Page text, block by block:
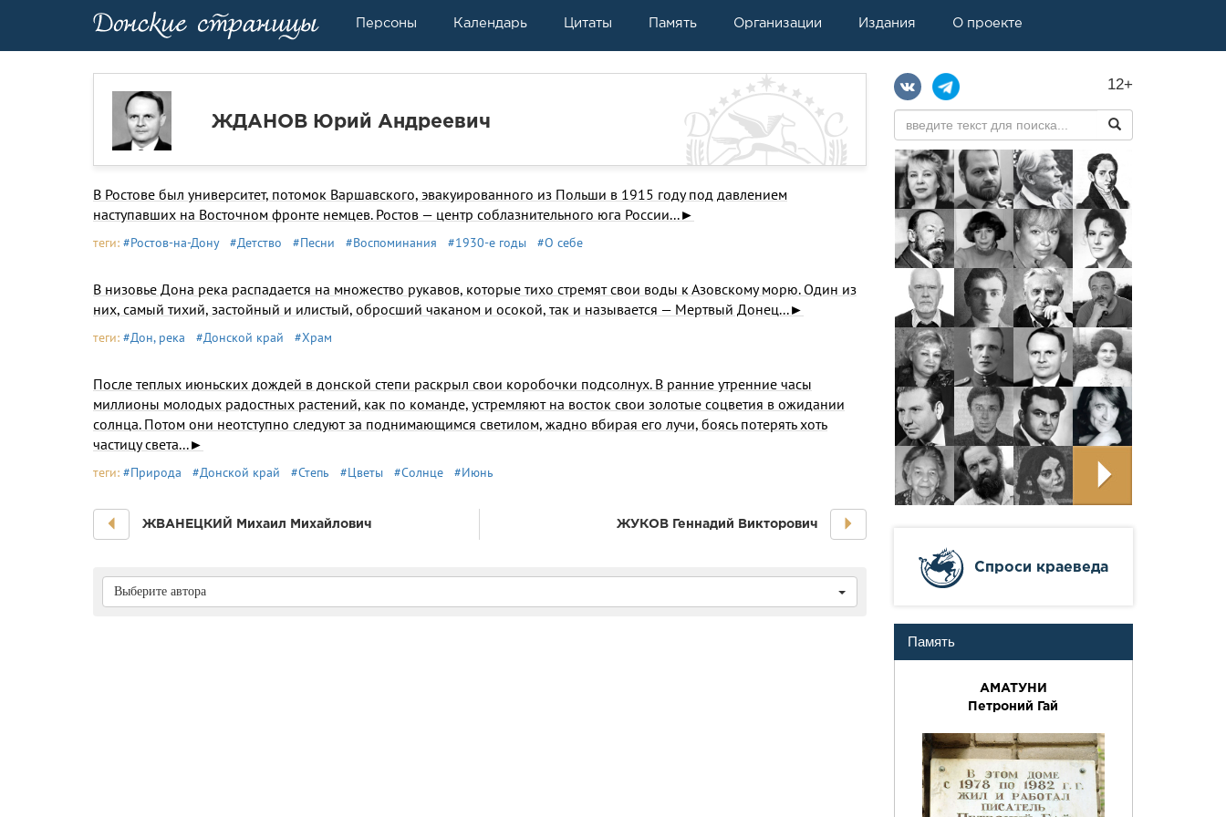
Персоны Календарь Цитаты Память Организации Издания О проекте
ЖДАНОВ Юрий Андреевич
В Ростове был университет, потомок Варшавского, эвакуированного из Польши в 1915 году под давлением
наступавших на Восточном фронте немцев. Ростов — центр соблазнительного юга России...►
теги: #Ростов-на-Дону #Детство #Песни #Воспоминания #1930-е годы #О себе
В низовье Дона река распадается на множество рукавов, которые тихо стремят свои воды к Азовскому морю. Один из
них, самый тихий, застойный и илистый, обросший чаканом и осокой, так и называется — Мертвый Донец...►
теги: #Дон, река #Донской край #Храм
После теплых июньских дождей в донской степи раскрыл свои коробочки подсолнух. В ранние утренние часы
миллионы молодых радостных растений, как по команде, устремляют на восток свои золотые соцветия в ожидании
солнца. Потом они неотступно следуют за поднимающимся светилом, жадно вбирая его лучи, боясь потерять хоть
частицу света...►
теги: #Природа #Донской край #Степь #Цветы #Солнце #Июнь
ЖВАНЕЦКИЙ Михаил Михайлович ЖУКОВ Геннадий Викторович
Выберите автора
12+
Cпроси краеведа
Память
АМАТУНИ
Петроний Гай